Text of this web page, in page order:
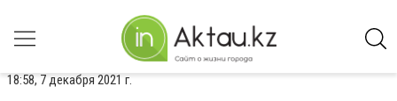
18:58, 7 декабря 2021 г.